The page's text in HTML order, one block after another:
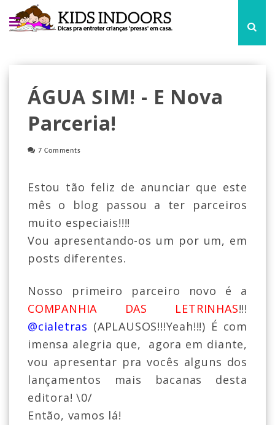
ÁGUA SIM! - E Nova
Parceria!
7 Comments
Estou tão feliz de anunciar que este
mês o blog passou a ter parceiros
muito especiais!!!!
Vou apresentando-os um por um, em
posts diferentes.
Nosso primeiro parceiro novo é a
COMPANHIA DAS LETRINHAS!!!
@cialetras (APLAUSOS!!!Yeah!!!) É com
imensa alegria que, agora em diante,
vou apresentar pra vocês alguns dos
lançamentos mais bacanas desta
editora! \0/
Então, vamos lá!